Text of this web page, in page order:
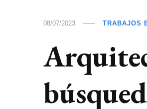
08/07/2023 TRABAJOS